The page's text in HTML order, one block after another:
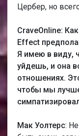
Цербер, но
CraveOnline:
Еffect
Я имею в виду,
уйдешь, и она
отношениях.
чтобы мы
Мак Уолтерс: